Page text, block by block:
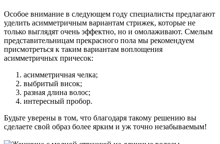
Особое внимание в следующем году специалисты предлагают
уделить асимметричным вариантам стрижек, которые не
только выглядят очень эффектно, но и омолаживают. Смелым
представительницам прекрасного пола мы рекомендуем
присмотреться к таким вариантам воплощения
асимметричных причесок:
асимметричная челка;
выбритый висок;
разная длина волос;
интересный пробор.
Будьте уверены в том, что благодаря такому решению вы
сделаете свой образ более ярким и уж точно незабываемым!